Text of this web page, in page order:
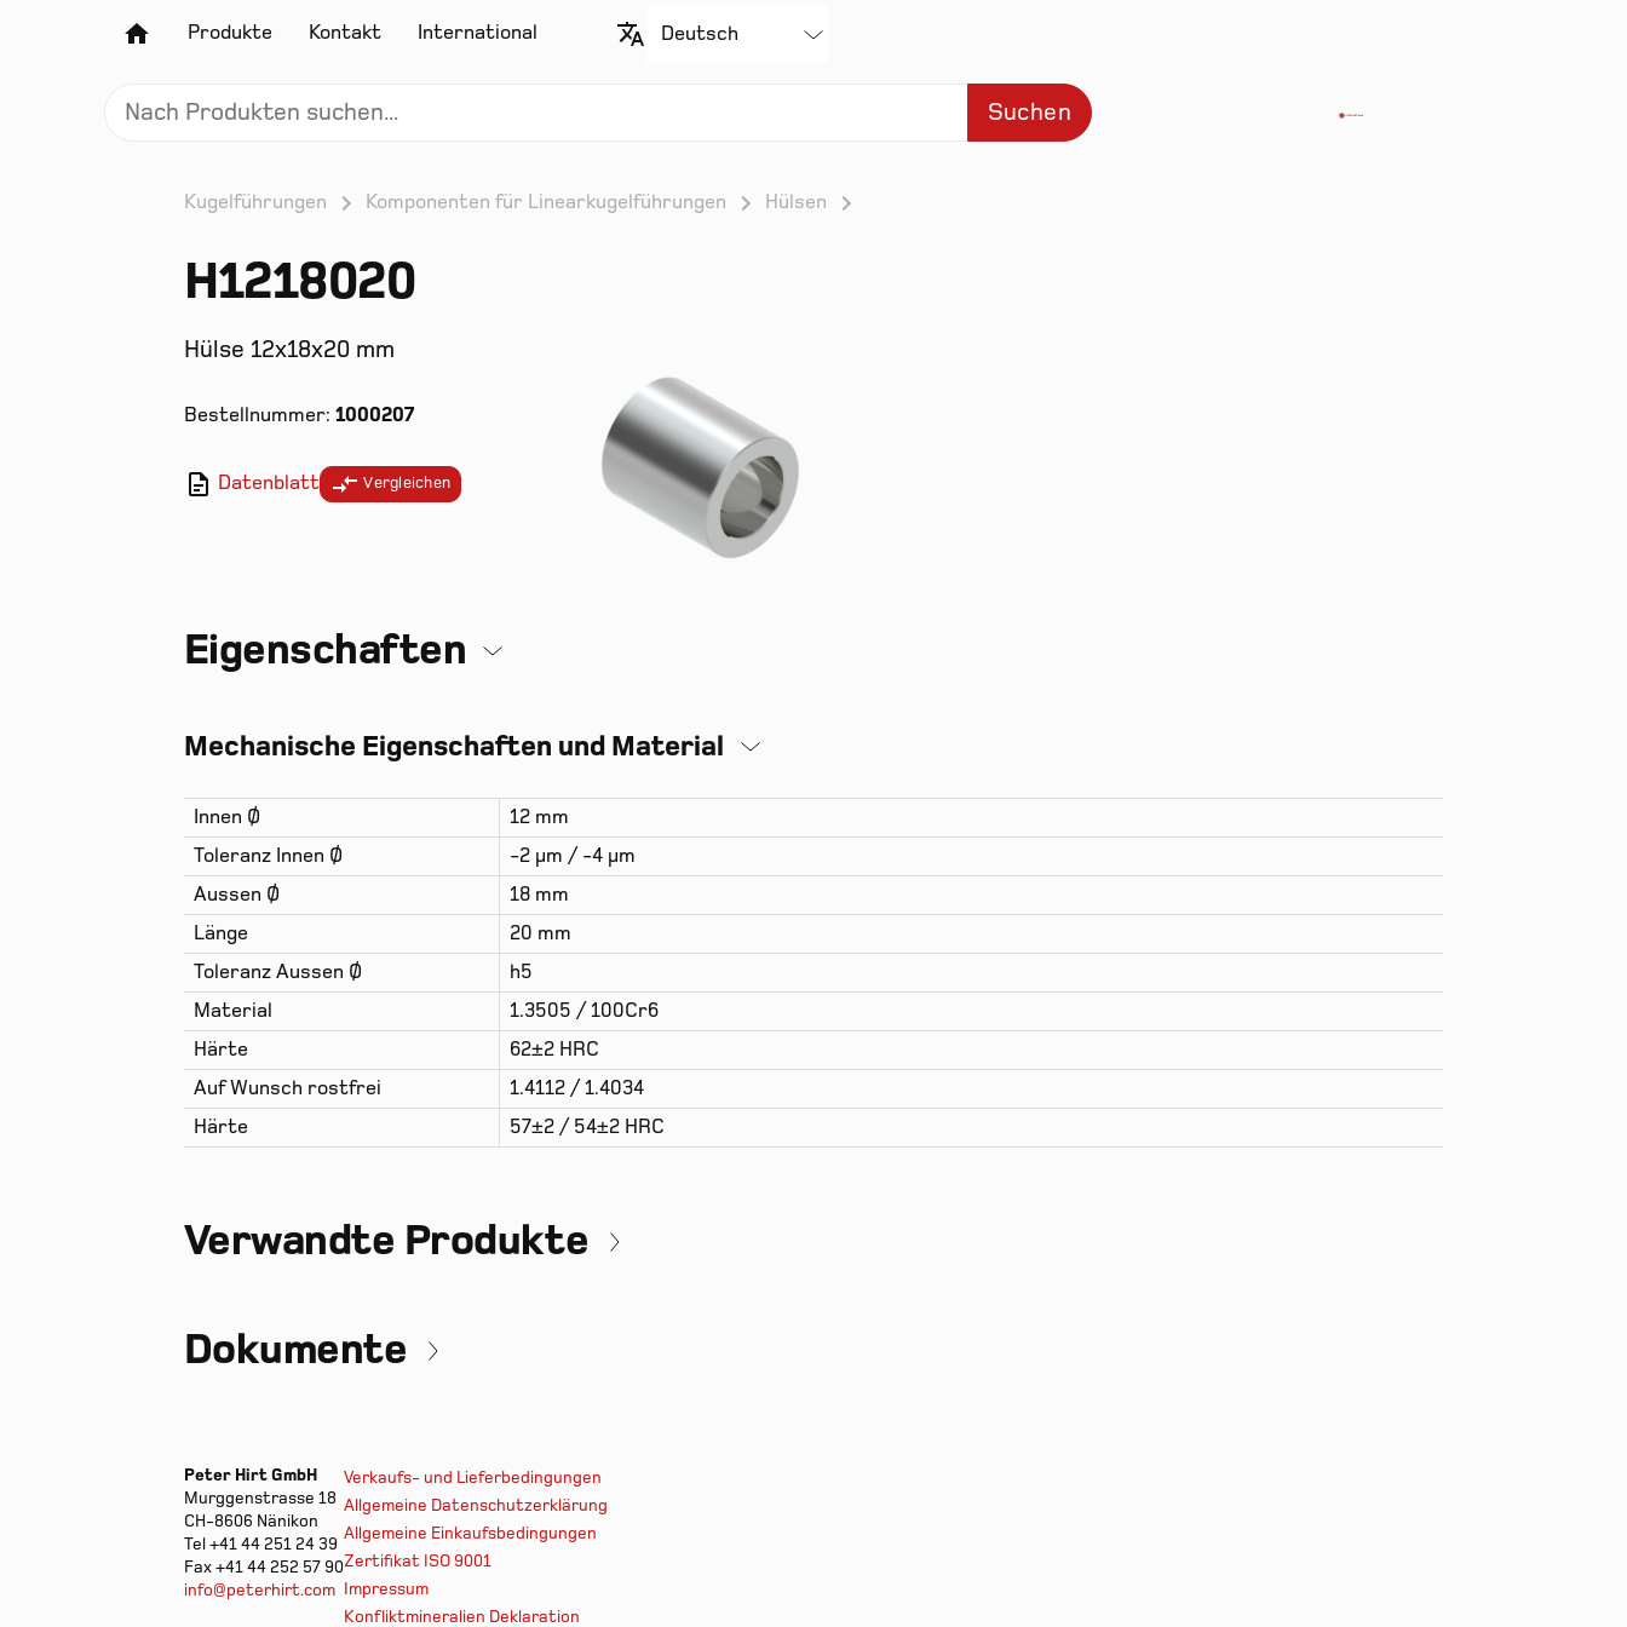
Produkte Kontakt International
Suchen
Kugelführungen Komponenten für Linearkugelführungen Hülsen
H1218020
Hülse 12x18x20 mm
Bestellnummer: 1000207
Datenblatt Vergleichen
Eigenschaften
Mechanische Eigenschaften und Material
Innen Ø
12 mm
Toleranz Innen Ø
-2 µm / -4 µm
Aussen Ø
18 mm
Länge
20 mm
Toleranz Aussen Ø
h5
Material
1.3505 / 100Cr6
Härte
62±2 HRC
Auf Wunsch rostfrei
1.4112 / 1.4034
Härte
57±2 / 54±2 HRC
Verwandte Produkte
Dokumente
Peter Hirt GmbH
Murggenstrasse 18
CH-8606 Nänikon
Tel +41 44 251 24 39
Fax +41 44 252 57 90
info@peterhirt.com
Verkaufs- und Lieferbedingungen
Allgemeine Datenschutzerklärung
Allgemeine Einkaufsbedingungen
Zertifikat ISO 9001
Impressum
Konfliktmineralien Deklaration